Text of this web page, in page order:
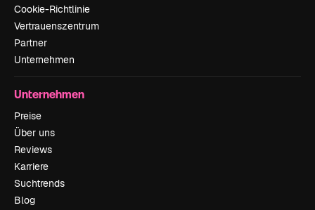
Cookie-Richtlinie
Vertrauenszentrum
Partner
Unternehmen
Unternehmen
Preise
Über uns
Reviews
Karriere
Suchtrends
Blog